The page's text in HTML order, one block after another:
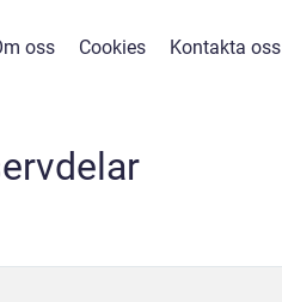
oss Cookies Kontakta oss